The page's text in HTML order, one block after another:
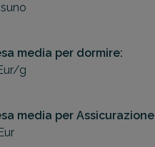
media per dormire:
g
media per Assicurazione